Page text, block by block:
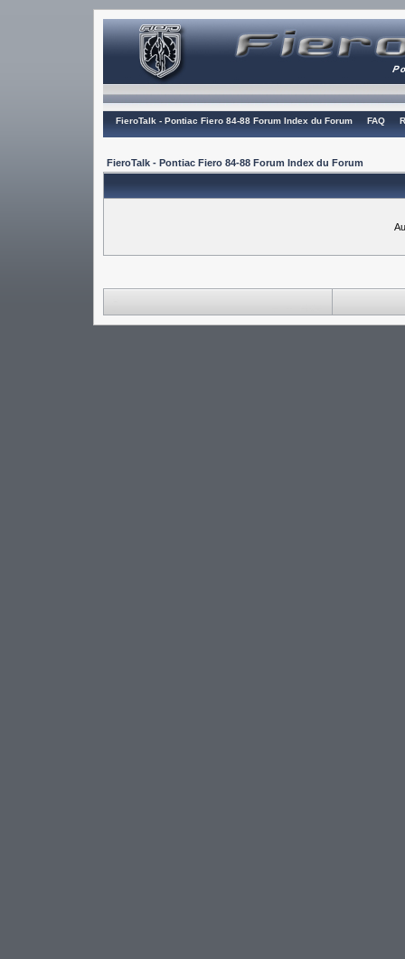
FieroTalk - Pontiac Fiero 84-88 Forum Index du Forum FAQ
FieroTalk - Pontiac Fiero 84-88 Forum Index du Forum